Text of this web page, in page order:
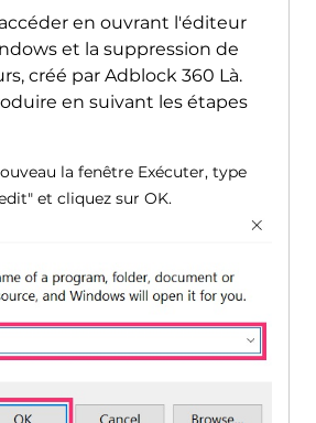
en ouvrant l'éditeur
et la suppression de
créé par Adblock 360 Là.
en suivant les étapes
la fenêtre Exécuter, type
et cliquez sur OK.